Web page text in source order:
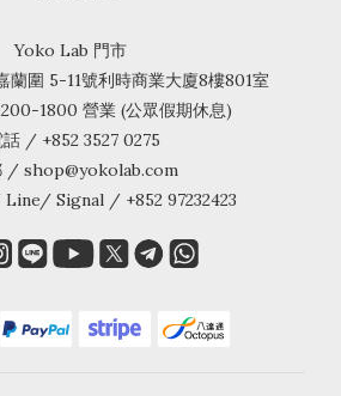
Yoko Lab 門市
蘭圍 5-11號利時商業大廈8樓801室
1800 營業 (公眾假期休息)
話 / +852 3527 0275
/ shop@yokolab.com
Signal / +852 97232423